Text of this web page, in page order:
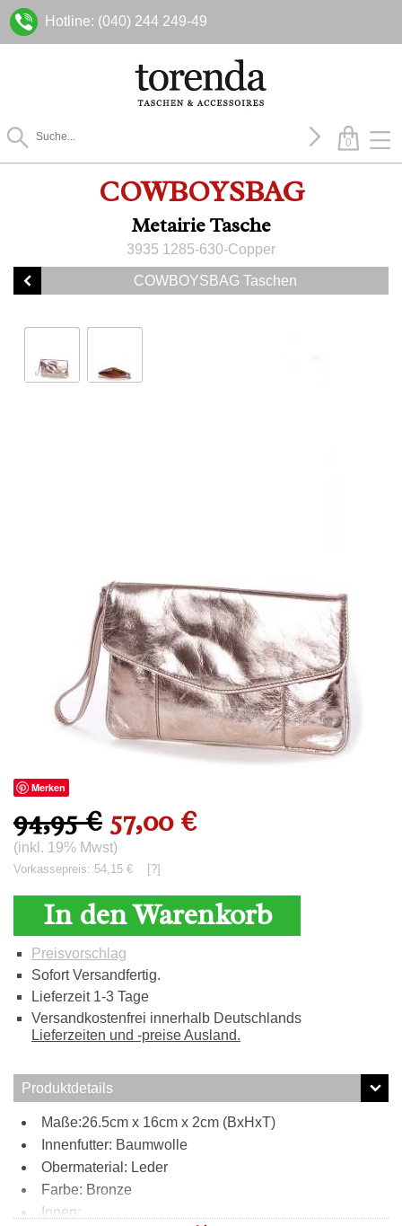
Hotline: (040) 244 249-49
0
COWBOYSBAG
Metairie Tasche
3935 1285-630-Copper
COWBOYSBAG Taschen
Merken
94,95 € 57,00 €
(inkl. 19% Mwst)
Vorkassepreis: 54,15 € [?]
In den Warenkorb
Preisvorschlag
Sofort Versandfertig.
Lieferzeit 1-3 Tage
Versandkostenfrei innerhalb Deutschlands
Lieferzeiten und -preise Ausland.
Produktdetails
Maße:26.5cm x 16cm x 2cm (BxHxT)
Innenfutter: Baumwolle
Obermaterial: Leder
Farbe: Bronze
Innen: